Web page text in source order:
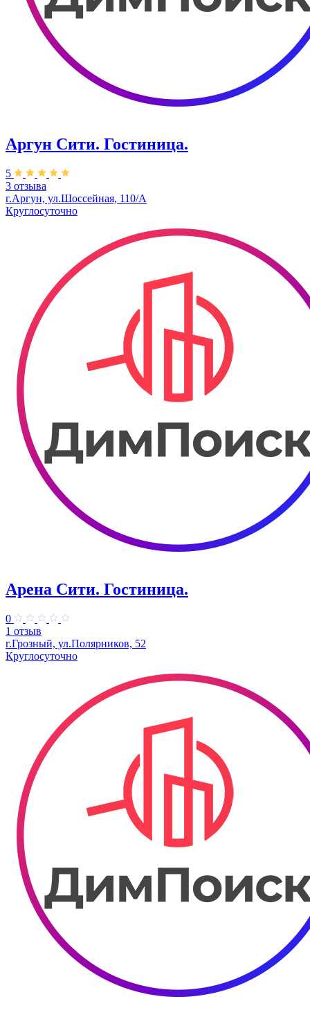
Аргун Cити. Гостиница.
5
3 отзыва
г.Аргун, ул.Шоссейная, 110/А
Круглосуточно
Арена Сити. Гостиница.
0
1 отзыв
г.Грозный, ул.Полярников, 52
Круглосуточно